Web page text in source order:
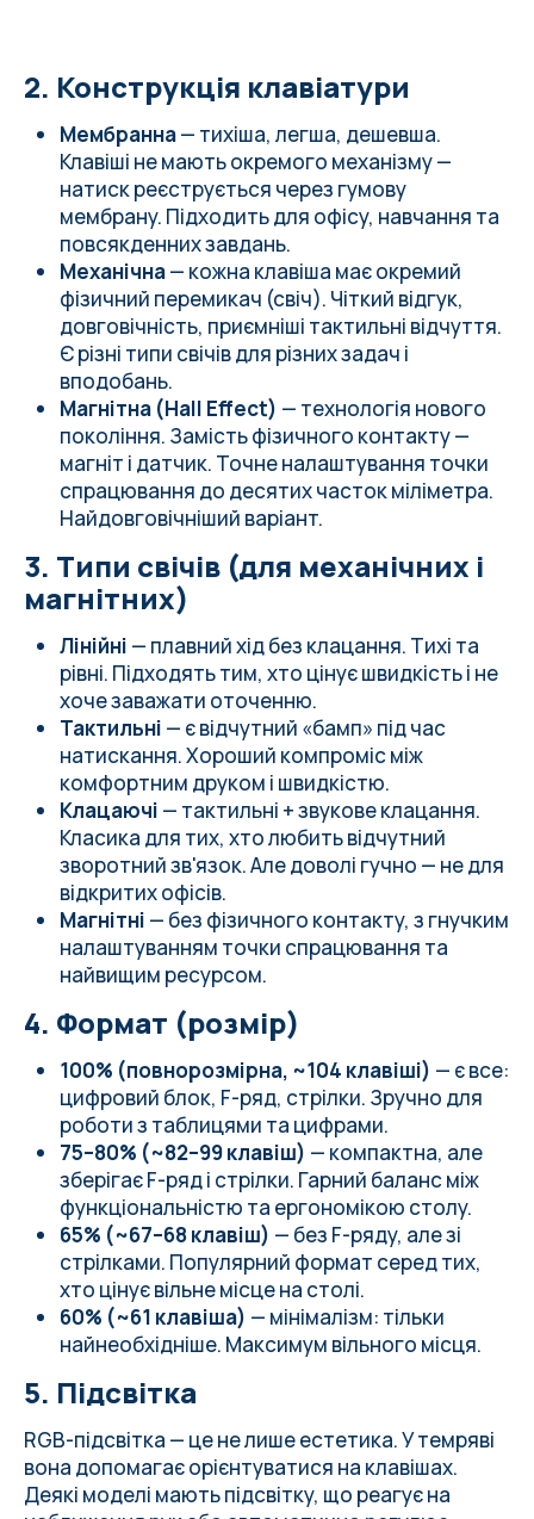
2. Конструкція клавіатури
Мембранна— тихіша, легша, дешевша.
Клавіші не мають окремого механізму —
натиск реєструється через гумову
мембрану. Підходить для офісу, навчання та
повсякденних завдань.
Механічна— кожна клавіша має окремий
фізичний перемикач (свіч). Чіткий відгук,
довговічність, приємніші тактильні відчуття.
Є різні типи свічів для різних задач і
вподобань.
Магнітна (Hall Effect) — технологія нового
покоління. Замість фізичного контакту —
магніт і датчик. Точне налаштування точки
спрацювання до десятих часток міліметра.
Найдовговічніший варіант.
3. Типи свічів (для механічних і
магнітних)
Лінійні — плавний хід без клацання. Тихі та
рівні. Підходять тим, хто цінує швидкість і не
хоче заважати оточенню.
Тактильні — є відчутний «бамп» під час
натискання. Хороший компроміс між
комфортним друком і швидкістю.
Клацаючі — тактильні + звукове клацання.
Класика для тих, хто любить відчутний
зворотний зв'язок. Але доволі гучно — не для
відкритих офісів.
Магнітні — без фізичного контакту, з гнучким
налаштуванням точки спрацювання та
найвищим ресурсом.
4. Формат (розмір)
100% (повнорозмірна, ~104 клавіші) — є все:
цифровий блок, F-ряд, стрілки. Зручно для
роботи з таблицями та цифрами.
75–80% (~82–99 клавіш) — компактна, але
зберігає F-ряд і стрілки. Гарний баланс між
функціональністю та ергономікою столу.
65% (~67–68 клавіш) — без F-ряду, але зі
стрілками. Популярний формат серед тих,
хто цінує вільне місце на столі.
60% (~61 клавіша) — мінімалізм: тільки
найнеобхідніше. Максимум вільного місця.
5. Підсвітка
RGB-підсвітка — це не лише естетика. У темряві
вона допомагає орієнтуватися на клавішах.
Деякі моделі мають підсвітку, що реагує на